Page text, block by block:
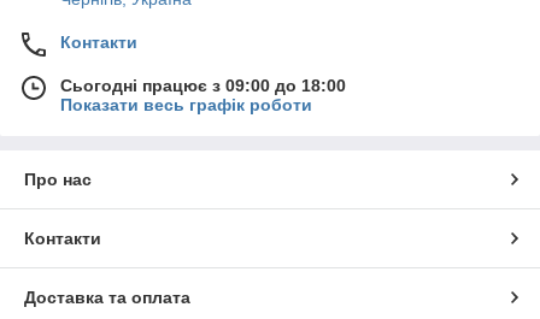
Контакти
Сьогодні працює з 09:00 до 18:00
Показати весь графік роботи
Про нас
Контакти
Доставка та оплата